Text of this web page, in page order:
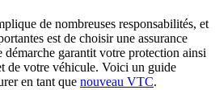
de nombreuses responsabilités, et
est de choisir une assurance
démarche garantit votre protection ainsi
de votre véhicule. Voici un guide
en tant que nouveau VTC.